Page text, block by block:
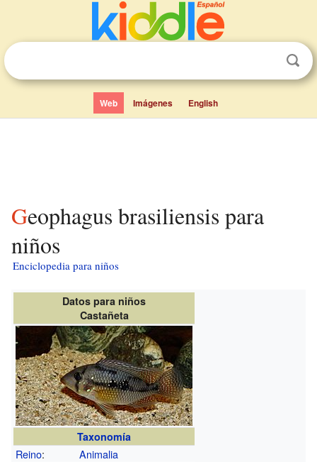
Web Imágenes English
Geophagus brasiliensis para
niños
Enciclopedia para niños
Datos para niños
Castañeta
Taxonomía
Reino:
Animalia